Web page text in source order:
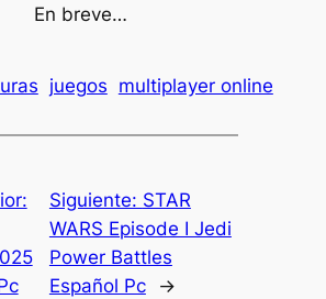
En breve…
juegos multiplayer online
Siguiente: STAR
WARS Episode I Jedi
Power Battles
Español Pc
→